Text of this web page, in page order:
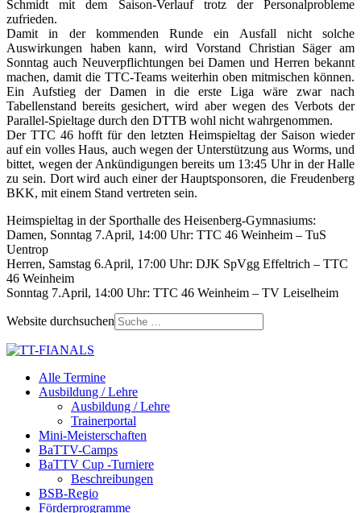
Schmidt mit dem Saison-Verlauf trotz der Personalprobleme
zufrieden.
Damit in der kommenden Runde ein Ausfall nicht solche
Auswirkungen haben kann, wird Vorstand Christian Säger am
Sonntag auch Neuverpflichtungen bei Damen und Herren bekannt
machen, damit die TTC-Teams weiterhin oben mitmischen können.
Ein Aufstieg der Damen in die erste Liga wäre zwar nach
Tabellenstand bereits gesichert, wird aber wegen des Verbots der
Parallel-Spieltage durch den DTTB wohl nicht wahrgenommen.
Der TTC 46 hofft für den letzten Heimspieltag der Saison wieder
auf ein volles Haus, auch wegen der Unterstützung aus Worms, und
bittet, wegen der Ankündigungen bereits um 13:45 Uhr in der Halle
zu sein. Dort wird auch einer der Hauptsponsoren, die Freudenberg
BKK, mit einem Stand vertreten sein.
Heimspieltag in der Sporthalle des Heisenberg-Gymnasiums:
Damen, Sonntag 7.April, 14:00 Uhr: TTC 46 Weinheim – TuS
Uentrop
Herren, Samstag 6.April, 17:00 Uhr: DJK SpVgg Effeltrich – TTC
46 Weinheim
Sonntag 7.April, 14:00 Uhr: TTC 46 Weinheim – TV Leiselheim
Website durchsuchen
Alle Termine
Ausbildung / Lehre
Ausbildung / Lehre
Trainerportal
Mini-Meisterschaften
BaTTV-Camps
BaTTV Cup -Turniere
Beschreibungen
BSB-Regio
Förderprogramme